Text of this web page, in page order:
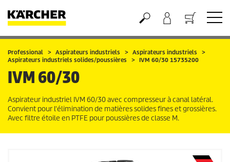
Panier
Professional Aspirateurs industriels
Aspirateurs industriels
Aspirateurs industriels solides/poussières
IVM 60/30 15735200
IVM 60/30
Aspirateur industriel IVM 60/30 avec compresseur à canal latéral.
Convient pour l'élimination de matières solides fines et grossières.
Avec filtre étoile en PTFE pour poussières de classe M.